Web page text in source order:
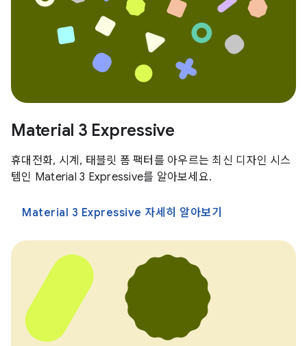
Material 3 Expressive
휴대전화, 시계, 태블릿 폼 팩터를 아우르는 최신 디자인 시스
템인 Material 3 Expressive를 알아보세요.
Material 3 Expressive 자세히 알아보기